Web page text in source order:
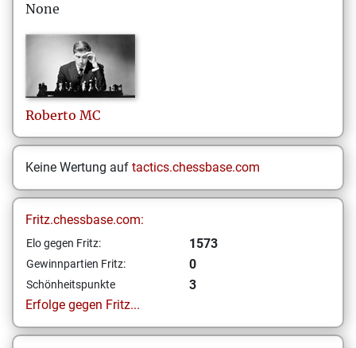
None
Roberto MC
Keine Wertung auf tactics.chessbase.com
Fritz.chessbase.com:
Elo gegen Fritz: 1573
Gewinnpartien Fritz: 0
Schönheitspunkte
3
Erfolge gegen Fritz...